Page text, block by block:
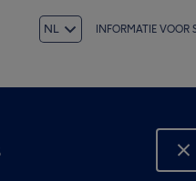
NL INFORMATIE VOOR